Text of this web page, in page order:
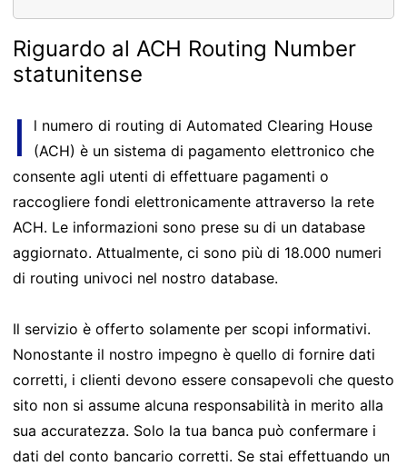
Riguardo al ACH Routing Number
statunitense
I
l numero di routing di Automated Clearing House
(ACH) è un sistema di pagamento elettronico che
consente agli utenti di effettuare pagamenti o
raccogliere fondi elettronicamente attraverso la rete
ACH. Le informazioni sono prese su di un database
aggiornato. Attualmente, ci sono più di 18.000 numeri
di routing univoci nel nostro database.
Il servizio è offerto solamente per scopi informativi.
Nonostante il nostro impegno è quello di fornire dati
corretti, i clienti devono essere consapevoli che questo
sito non si assume alcuna responsabilità in merito alla
sua accuratezza. Solo la tua banca può confermare i
dati del conto bancario corretti. Se stai effettuando un